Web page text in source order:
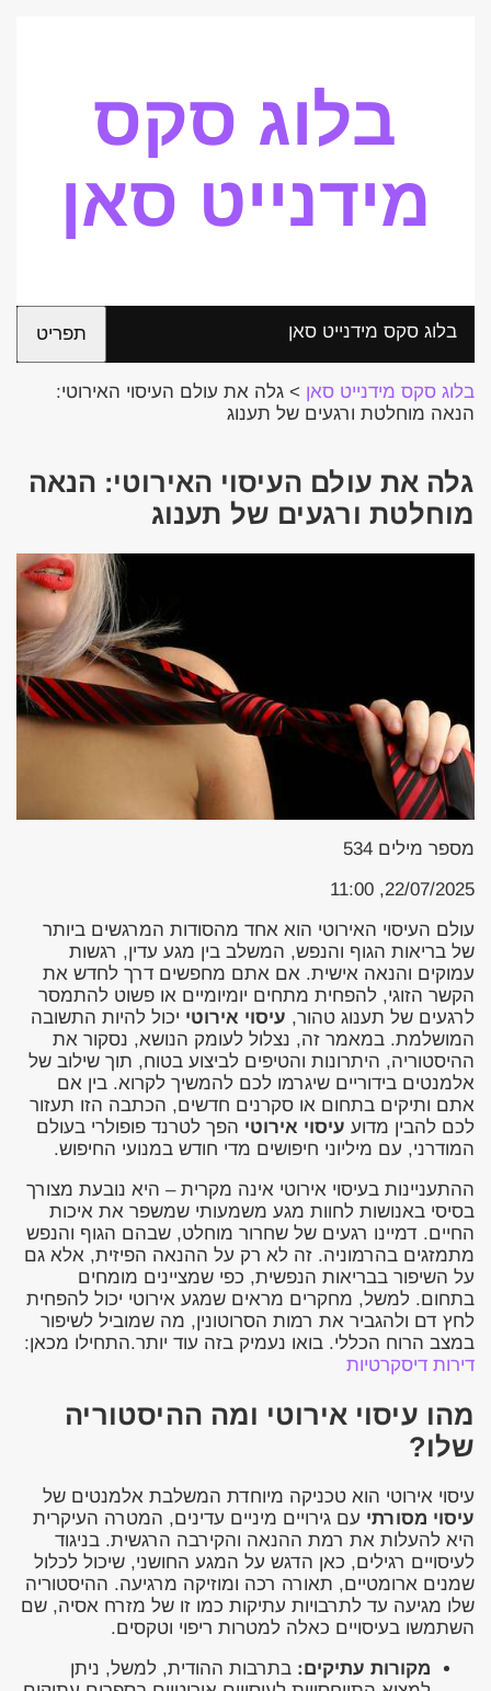
בלוג סקס
מידנייט סאן
בלוג סקס מידנייט סאן תפריט
בלוג סקס מידנייט סאן > גלה את עולם העיסוי האירוטי:
הנאה מוחלטת ורגעים של תענוג
גלה את עולם העיסוי האירוטי: הנאה
מוחלטת ורגעים של תענוג
מספר מילים 534
22/07/2025, 11:00
עולם העיסוי האירוטי הוא אחד מהסודות המרגשים ביותר
של בריאות הגוף והנפש, המשלב בין מגע עדין, רגשות
עמוקים והנאה אישית. אם אתם מחפשים דרך לחדש את
הקשר הזוגי, להפחית מתחים יומיומיים או פשוט להתמסר
לרגעים של תענוג טהור, עיסוי אירוטי יכול להיות התשובה
המושלמת. במאמר זה, נצלול לעומק הנושא, נסקור את
ההיסטוריה, היתרונות והטיפים לביצוע בטוח, תוך שילוב של
אלמנטים בידוריים שיגרמו לכם להמשיך לקרוא. בין אם
אתם ותיקים בתחום או סקרנים חדשים, הכתבה הזו תעזור
לכם להבין מדוע עיסוי אירוטי הפך לטרנד פופולרי בעולם
המודרני, עם מיליוני חיפושים מדי חודש במנועי החיפוש.
ההתעניינות בעיסוי אירוטי אינה מקרית – היא נובעת מצורך
בסיסי באנושות לחוות מגע משמעותי שמשפר את איכות
החיים. דמיינו רגעים של שחרור מוחלט, שבהם הגוף והנפש
מתמזגים בהרמוניה. זה לא רק על ההנאה הפיזית, אלא גם
על השיפור בבריאות הנפשית, כפי שמציינים מומחים
בתחום. למשל, מחקרים מראים שמגע אירוטי יכול להפחית
לחץ דם ולהגביר את רמות הסרוטונין, מה שמוביל לשיפור
במצב הרוח הכללי. בואו נעמיק בזה עוד יותר.התחילו מכאן:
דירות דיסקרטיות
מהו עיסוי אירוטי ומה ההיסטוריה
שלו?
עיסוי אירוטי הוא טכניקה מיוחדת המשלבת אלמנטים של
עיסוי מסורתי עם גירויים מיניים עדינים, המטרה העיקרית
היא להעלות את רמת ההנאה והקירבה הרגשית. בניגוד
לעיסויים רגילים, כאן הדגש על המגע החושני, שיכול לכלול
שמנים ארומטיים, תאורה רכה ומוזיקה מרגיעה. ההיסטוריה
שלו מגיעה עד לתרבויות עתיקות כמו זו של מזרח אסיה, שם
השתמשו בעיסויים כאלה למטרות ריפוי וטקסים.
מקורות עתיקים: בתרבות ההודית, למשל, ניתן